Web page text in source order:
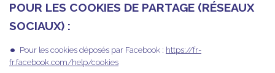
POUR LES COOKIES DE PARTAGE (RÉSEAUX
SOCIAUX) :
Pour les cookies déposés par Facebook : https://fr-
fr.facebook.com/help/cookies